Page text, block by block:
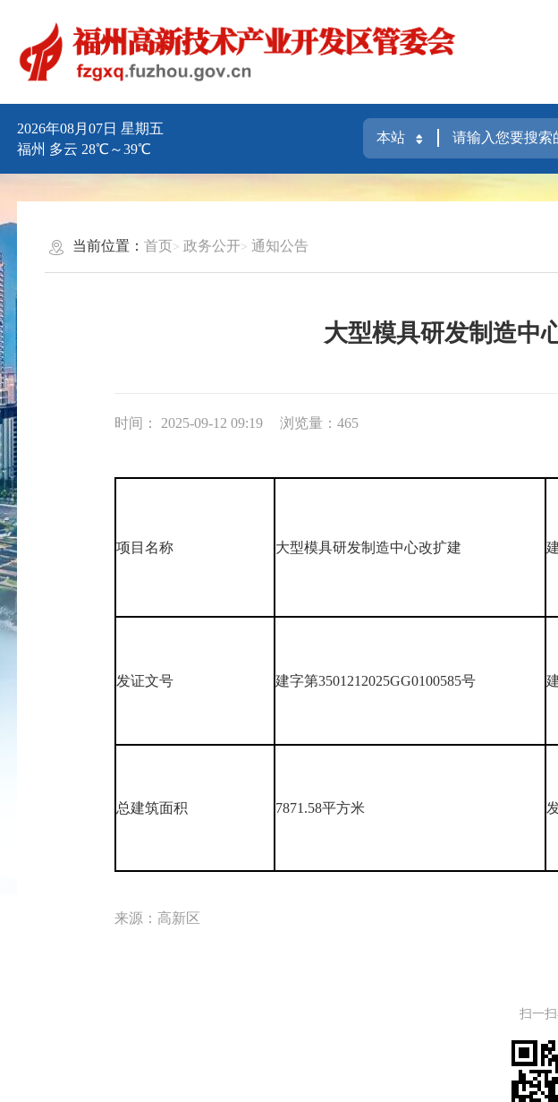
2026年08月07日 星期五
福州 多云 28℃～39℃
当前位置： 首页 政务公开 通知公告
大型模具研发制造中
时间： 2025-09-12 09:19 浏览量：465
项目名称 大型模具研发制造中心改扩建
发证文号 建字第3501212025GG0100585号
总建筑面积 7871.58平方米
来源：高新区
扫一